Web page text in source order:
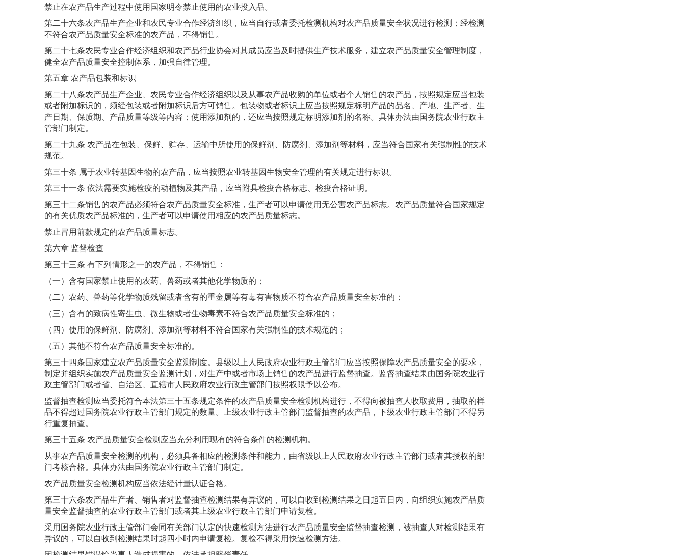
禁止在农产品生产过程中使用国家明令禁止使用的农业投入品。
第二十六条农产品生产企业和农民专业合作经济组织，应当自行或者委托检测机构对农产品质量安全状况进行检测；经检测
不符合农产品质量安全标准的农产品，不得销售。
第二十七条农民专业合作经济组织和农产品行业协会对其成员应当及时提供生产技术服务，建立农产品质量安全管理制度，
健全农产品质量安全控制体系，加强自律管理。
第五章 农产品包装和标识
第二十八条农产品生产企业、农民专业合作经济组织以及从事农产品收购的单位或者个人销售的农产品，按照规定应当包装
或者附加标识的，须经包装或者附加标识后方可销售。包装物或者标识上应当按照规定标明产品的品名、产地、生产者、生
产日期、保质期、产品质量等级等内容；使用添加剂的，还应当按照规定标明添加剂的名称。具体办法由国务院农业行政主
管部门制定。
第二十九条 农产品在包装、保鲜、贮存、运输中所使用的保鲜剂、防腐剂、添加剂等材料，应当符合国家有关强制性的技术
规范。
第三十条 属于农业转基因生物的农产品，应当按照农业转基因生物安全管理的有关规定进行标识。
第三十一条 依法需要实施检疫的动植物及其产品，应当附具检疫合格标志、检疫合格证明。
第三十二条销售的农产品必须符合农产品质量安全标准，生产者可以申请使用无公害农产品标志。农产品质量符合国家规定
的有关优质农产品标准的，生产者可以申请使用相应的农产品质量标志。
禁止冒用前款规定的农产品质量标志。
第六章 监督检查
第三十三条 有下列情形之一的农产品，不得销售：
（一）含有国家禁止使用的农药、兽药或者其他化学物质的；
（二）农药、兽药等化学物质残留或者含有的重金属等有毒有害物质不符合农产品质量安全标准的；
（三）含有的致病性寄生虫、微生物或者生物毒素不符合农产品质量安全标准的；
（四）使用的保鲜剂、防腐剂、添加剂等材料不符合国家有关强制性的技术规范的；
（五）其他不符合农产品质量安全标准的。
第三十四条国家建立农产品质量安全监测制度。县级以上人民政府农业行政主管部门应当按照保障农产品质量安全的要求，
制定并组织实施农产品质量安全监测计划，对生产中或者市场上销售的农产品进行监督抽查。监督抽查结果由国务院农业行
政主管部门或者省、自治区、直辖市人民政府农业行政主管部门按照权限予以公布。
监督抽查检测应当委托符合本法第三十五条规定条件的农产品质量安全检测机构进行，不得向被抽查人收取费用，抽取的样
品不得超过国务院农业行政主管部门规定的数量。上级农业行政主管部门监督抽查的农产品，下级农业行政主管部门不得另
行重复抽查。
第三十五条 农产品质量安全检测应当充分利用现有的符合条件的检测机构。
从事农产品质量安全检测的机构，必须具备相应的检测条件和能力，由省级以上人民政府农业行政主管部门或者其授权的部
门考核合格。具体办法由国务院农业行政主管部门制定。
农产品质量安全检测机构应当依法经计量认证合格。
第三十六条农产品生产者、销售者对监督抽查检测结果有异议的，可以自收到检测结果之日起五日内，向组织实施农产品质
量安全监督抽查的农业行政主管部门或者其上级农业行政主管部门申请复检。
采用国务院农业行政主管部门会同有关部门认定的快速检测方法进行农产品质量安全监督抽查检测，被抽查人对检测结果有
异议的，可以自收到检测结果时起四小时内申请复检。复检不得采用快速检测方法。